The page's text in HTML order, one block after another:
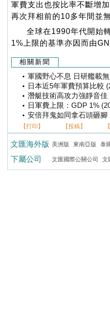
軍費支出也按比率不斷增
再次拜相前的10多年間並
全球在1990年代開始
1%上限的基準亦因而由
相關新聞
軍國野心不息 日研艦載
日本近5年軍費預算比較
潛艇技術高攻力強靜音佳
日軍費上限：GDP 1%
安倍拜鬼如同拿石頭砸腳
【打印】 【投稿】
文匯海外版 美洲版 東南亞版 泰
下屬公司 文匯國際公關公司 文